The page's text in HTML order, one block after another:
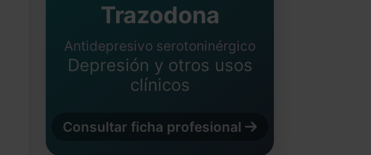
Trazodona
Antidepresivo serotoninérgico
Depresión y otros usos
clínicos
Consultar ficha profesional